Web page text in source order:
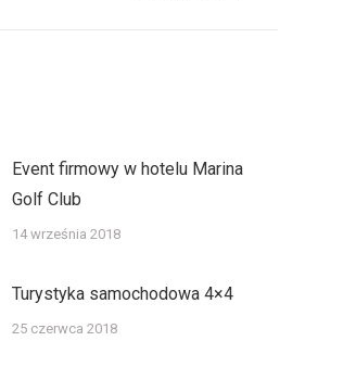
Event firmowy w hotelu Marina
Golf Club
14 września 2018
Turystyka samochodowa 4×4
25 czerwca 2018